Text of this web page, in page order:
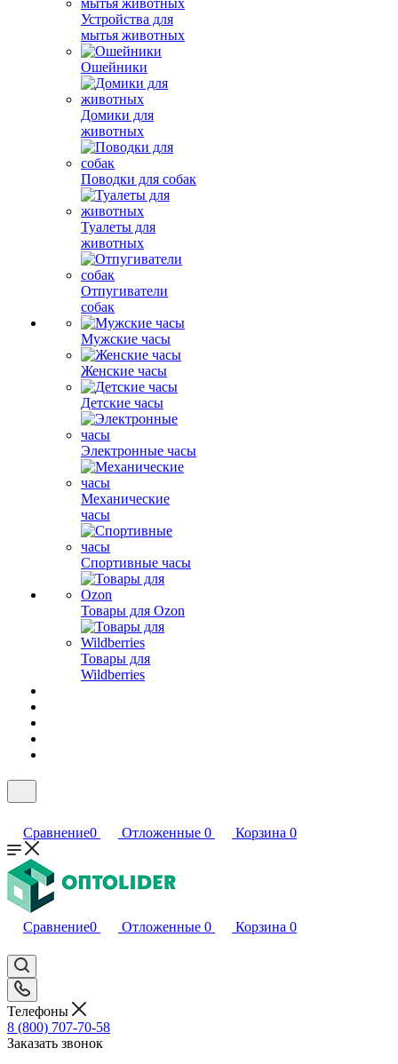
Устройства для
мытья животных
Ошейники
Домики для
животных
Поводки для собак
Туалеты для
животных
Отпугиватели
собак
Мужские часы
Женские часы
Детские часы
Электронные часы
Механические
часы
Спортивные часы
Товары для Ozon
Товары для
Wildberries
Сравнение0 Отложенные 0 Корзина 0
Сравнение0 Отложенные 0 Корзина 0
Телефоны
8 (800) 707-70-58
Заказать звонок